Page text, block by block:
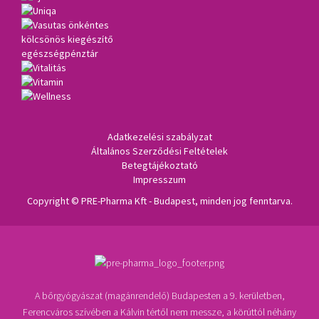
Adatkezelési szabályzat
Általános Szerződési Feltételek
Betegtájékoztató
Impresszum
Copyright © PRE-Pharma Kft - Budapest, minden jog fenntarva.
A bőrgyógyászat (magánrendelő) Budapesten a 9. kerületben,
Ferencváros szívében a Kálvin tértől nem messze, a körúttól néhány